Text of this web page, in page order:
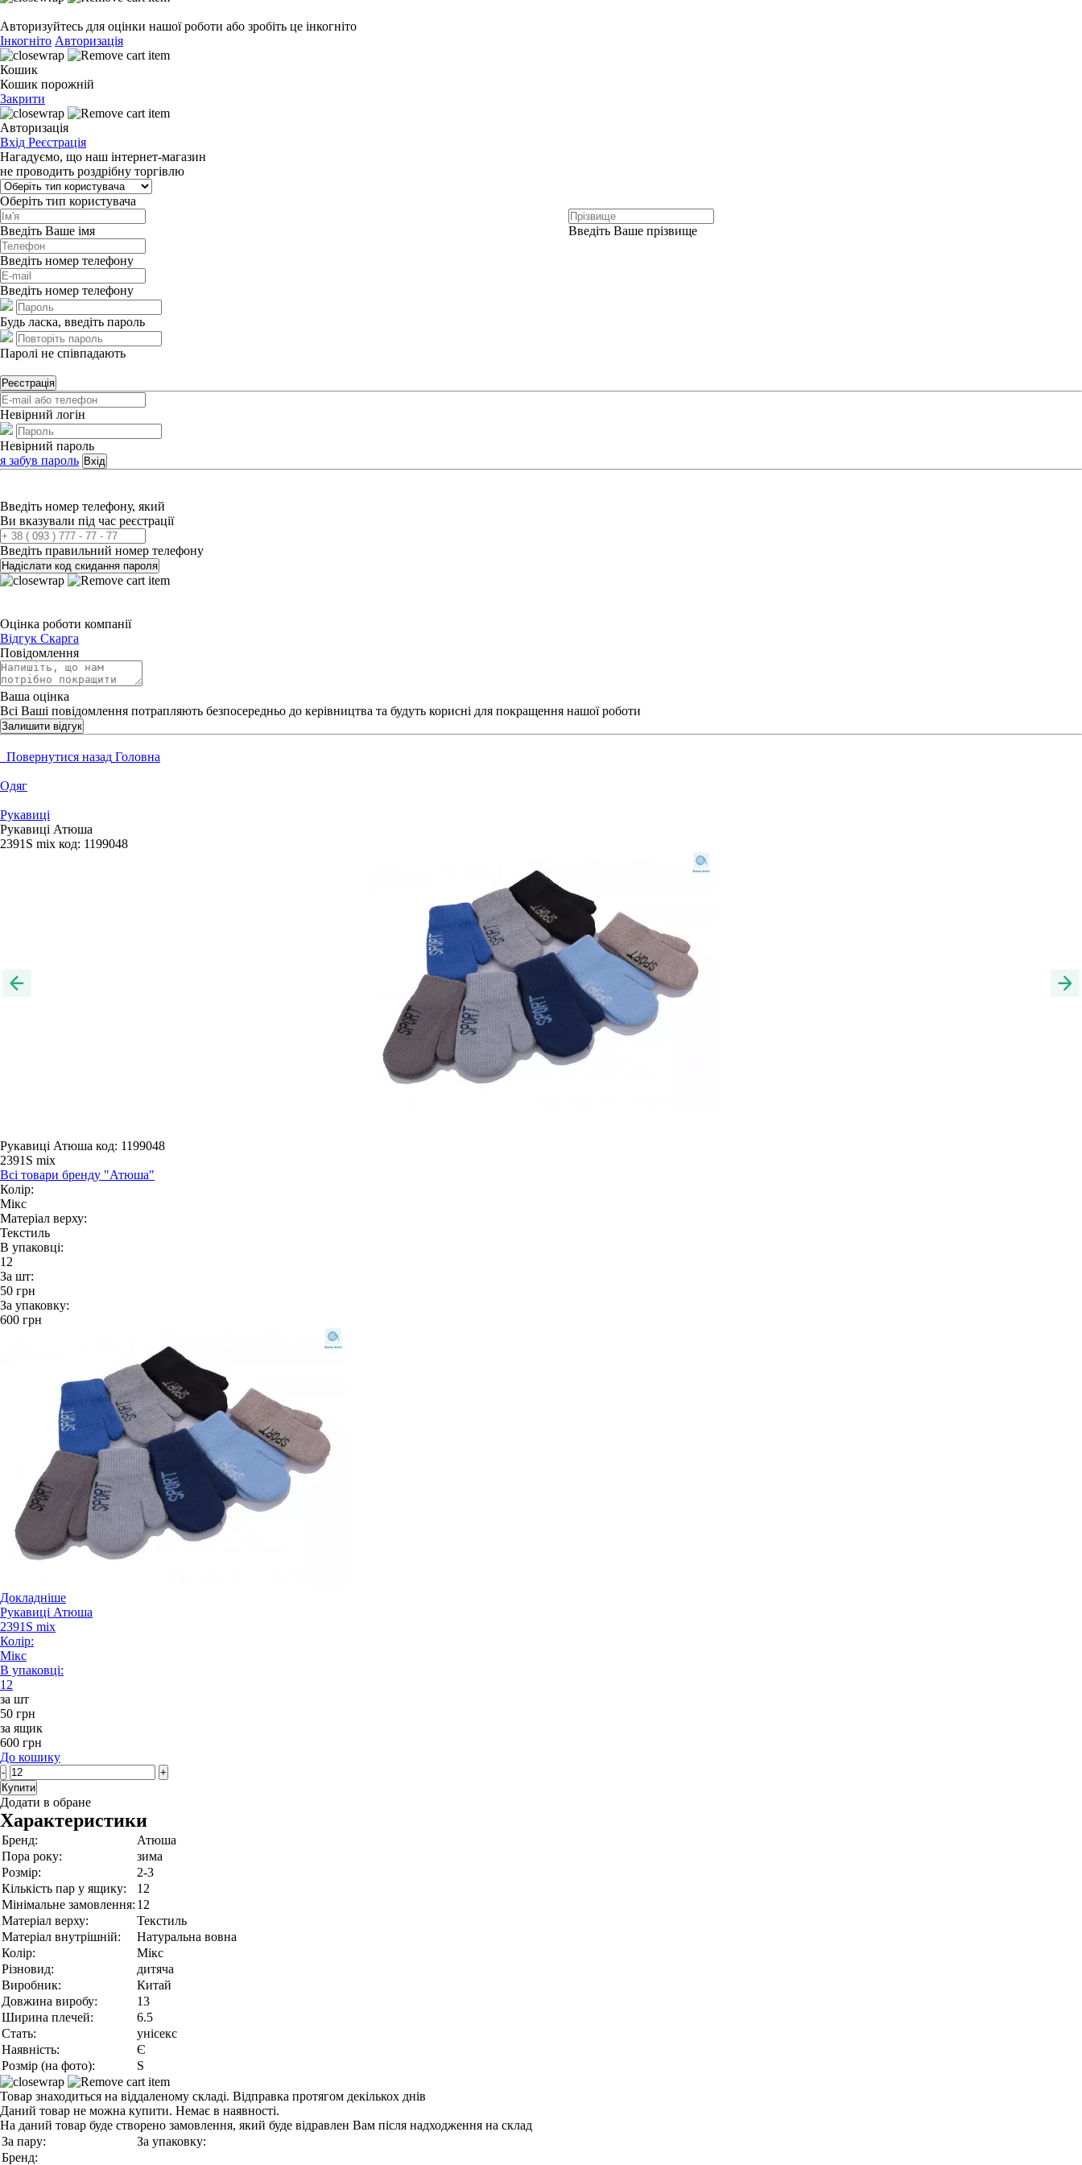
Авторизуйтесь для оцінки нашої роботи або зробіть це інкогніто
Інкогніто Авторизація
Кошик
Кошик порожній
Закрити
Авторизація
Вхід Реєстрація
Нагадуємо, що наш інтернет-магазин
не проводить роздрібну торгівлю
Оберіть тип користувача
Введіть Ваше імя Введіть Ваше прізвище
Введіть номер телефону
Введіть номер телефону
Будь ласка, введіть пароль
Паролі не співпадають
Реєстрація
Невірний логін
Невірний пароль
я забув пароль Вхід
Введіть номер телефону, який
Ви вказували під час реєстрації
Введіть правильний номер телефону
Надіслати код скидання пароля
Оцінка роботи компанії
Відгук Скарга
Повідомлення
Ваша оцінка
Всі Ваші повідомлення потрапляють безпосередньо до керівництва та будуть корисні для покращення нашої роботи
Залишити відгук
Повернутися назад Головна
Одяг
Рукавиці
Рукавиці Атюша
2391S mix код: 1199048
Рукавиці Атюша код: 1199048
2391S mix
Всі товари бренду "Атюша"
Колір:
Мікс
Матеріал верху:
Текстиль
В упаковці:
12
За шт:
50 грн
За упаковку:
600 грн
Докладніше
Рукавиці Атюша
2391S mix
Колір:
Мікс
В упаковці:
12
за шт
50 грн
за ящик
600 грн
До кошику
-
+
Купити
Додати в обране
Характеристики
Бренд:
Атюша
Пора року:
зима
Розмір:
2-3
Кількість пар у ящику:
12
Мінімальне замовлення: 12
Матеріал верху:
Текстиль
Матеріал внутрішній:
Натуральна вовна
Колір:
Мікс
Різновид:
дитяча
Виробник:
Китай
Довжина виробу:
13
Ширина плечей:
6.5
Стать:
унісекс
Наявність:
Є
Розмір (на фото):
S
Товар знаходиться на віддаленому складі. Відправка протягом декількох днів
Даний товар не можна купити. Немає в наявності.
На даний товар буде створено замовлення, який буде відравлен Вам після надходження на склад
За пару:
За упаковку:
Бренд: